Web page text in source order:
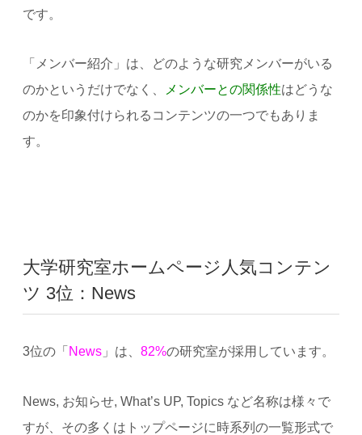
です。
「メンバー紹介」は、どのような研究メンバーがいる
のかというだけでなく、
メンバーとの関係性はどうな
のかを印象付けられるコンテンツの一つでもありま
す。
大学研究室ホームページ人気コンテン
ツ 3位：News
3位の「 News」は、 82%の研究室が採用しています。
News, お知らせ, What’s UP, Topics など名称は様々で
すが、その多くはトップページに時系列の一覧形式で